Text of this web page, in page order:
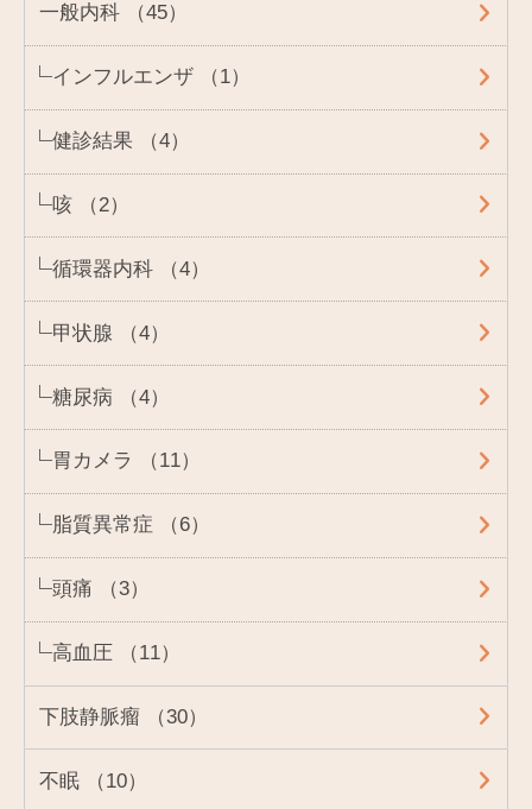
一般内科 （45）
インフルエンザ （1）
健診結果 （4）
咳 （2）
循環器内科 （4）
甲状腺 （4）
糖尿病 （4）
胃カメラ （11）
脂質異常症 （6）
頭痛 （3）
高血圧 （11）
下肢静脈瘤 （30）
不眠 （10）